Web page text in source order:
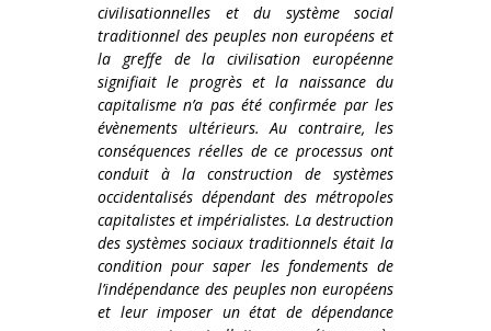
civilisationnelles et du système social
traditionnel des peuples non européens et
la greffe de la civilisation européenne
signifiait le progrès et la naissance du
capitalisme n’a pas été confirmée par les
évènements ultérieurs. Au contraire, les
conséquences réelles de ce processus ont
conduit à la construction de systèmes
occidentalisés dépendant des métropoles
capitalistes et impérialistes. La destruction
des systèmes sociaux traditionnels était la
condition pour saper les fondements de
l’indépendance des peuples non européens
et leur imposer un état de dépendance